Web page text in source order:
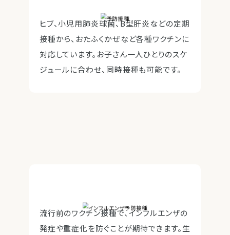
ヒブ、小児用肺炎球菌、B型肝炎などの定期
接種から、おたふくかぜなど各種ワクチンに
対応しています。お子さん一人ひとりのスケ
ジュールに合わせ、同時接種も可能です。
流行前のワクチン接種で、インフルエンザの
発症や重症化を防ぐことが期待できます。生